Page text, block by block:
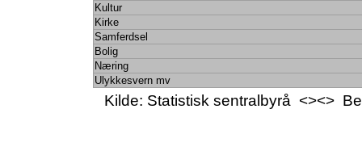
Kultur
Kirke
Samferdsel
Bolig
Næring
Ulykkesvern mv
Kilde: Statistisk sentralbyrå <><>